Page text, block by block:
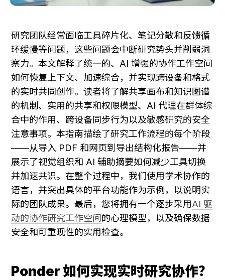
研究团队经常面临工具碎片化、笔记分散和反馈循
环缓慢等问题，这些问题会中断研究势头并削弱洞
察力。本文解释了统一的、AI 增强的协作工作空间
如何恢复上下文、加速综合，并实现跨设备和格式
的实时共同创作。读者将了解共享画布和知识图谱
的机制、实用的共享和权限模型、AI 代理在群体综
合中的作用、跨设备同步行为以及敏感研究的安全
注意事项。本指南描绘了研究工作流程的每个阶段
——从导入 PDF 和网页到导出结构化报告——并
展示了视觉组织和 AI 辅助摘要如何减少工具切换
并加速共识。在整个过程中，我们使用学术协作的
语言，并突出具体的平台功能作为示例，以说明实
际的团队成果。最后，您将拥有一个逐步采用AI 驱
动的协作研究工作空间的心理模型，以及确保数据
安全和可重现性的实用检查。
Ponder 如何实现实时研究协作？